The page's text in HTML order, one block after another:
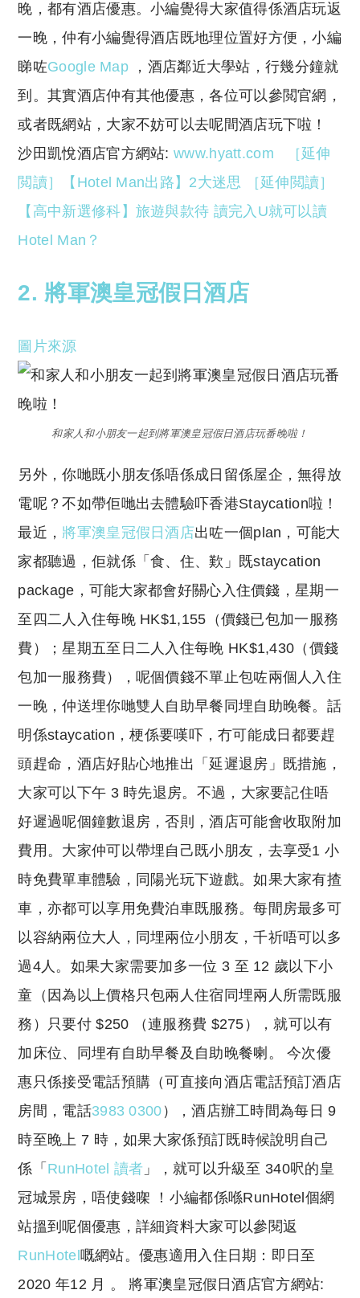
晚，都有酒店優惠。小編覺得大家值得係酒店玩返
一晚，仲有小編覺得酒店既地理位置好方便，小編
睇咗Google Map ，酒店鄰近大學站，行幾分鐘就
到。其實酒店仲有其他優惠，各位可以參閲官網，
或者既網站，大家不妨可以去呢間酒店玩下啦！
沙田凱悅酒店官方網站:www.hyatt.com
［延伸
閲讀］【Hotel Man出路】2大迷思
［延伸閲讀］
【高中新選修科】旅遊與款待 讀完入U就可以讀
Hotel Man？
2. 將軍澳皇冠假日酒店
圖片來源
和家人和小朋友一起到將軍澳皇冠假日酒店玩番晚啦！
另外，你哋既小朋友係唔係成日留係屋企，無得放
電呢？不如帶佢哋出去體驗吓香港Staycation啦！
最近， 將軍澳皇冠假日酒店出咗一個plan，可能大
家都聽過，佢就係「食、住、歎」既staycation
package，可能大家都會好關心入住價錢，星期一
至四二人入住每晚 HK$1,155（價錢已包加一服務
費）；星期五至日二人入住每晚 HK$1,430（價錢
包加一服務費），呢個價錢不單止包咗兩個人入住
一晚，仲送埋你哋雙人自助早餐同埋自助晚餐。話
明係staycation，梗係要嘆吓，冇可能成日都要趕
頭趕命，酒店好貼心地推出「延遲退房」既措施，
大家可以下午 3 時先退房。不過，大家要記住唔
好遲過呢個鐘數退房，否則，酒店可能會收取附加
費用。大家仲可以帶埋自己既小朋友，去享受1 小
時免費單車體驗，同陽光玩下遊戲。如果大家有揸
車，亦都可以享用免費泊車既服務。每間房最多可
以容納兩位大人，同埋兩位小朋友，千祈唔可以多
過4人。如果大家需要加多一位 3 至 12 歲以下小
童（因為以上價格只包兩人住宿同埋兩人所需既服
務）只要付 $250 （連服務費 $275），就可以有
加床位、同埋有自助早餐及自助晚餐喇。 今次優
惠只係接受電話預購（可直接向酒店電話預訂酒店
房間，電話3983 0300 ），酒店辦工時間為每日 9
時至晚上 7 時，如果大家係預訂既時候說明自己
係「 RunHotel 讀者 」，就可以升級至 340呎的皇
冠城景房，唔使錢㗎 ！小編都係喺RunHotel個網
站搵到呢個優惠，詳細資料大家可以參閱返
RunHotel 嘅網站。優惠適用入住日期：即日至
2020 年12 月 。 將軍澳皇冠假日酒店官方網站: